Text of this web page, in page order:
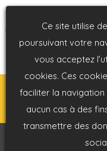
Ce site utilise
poursuivant votre
vous acceptez
cookies. Ces
faciliter la navigation
aucun cas à des
transmettre des